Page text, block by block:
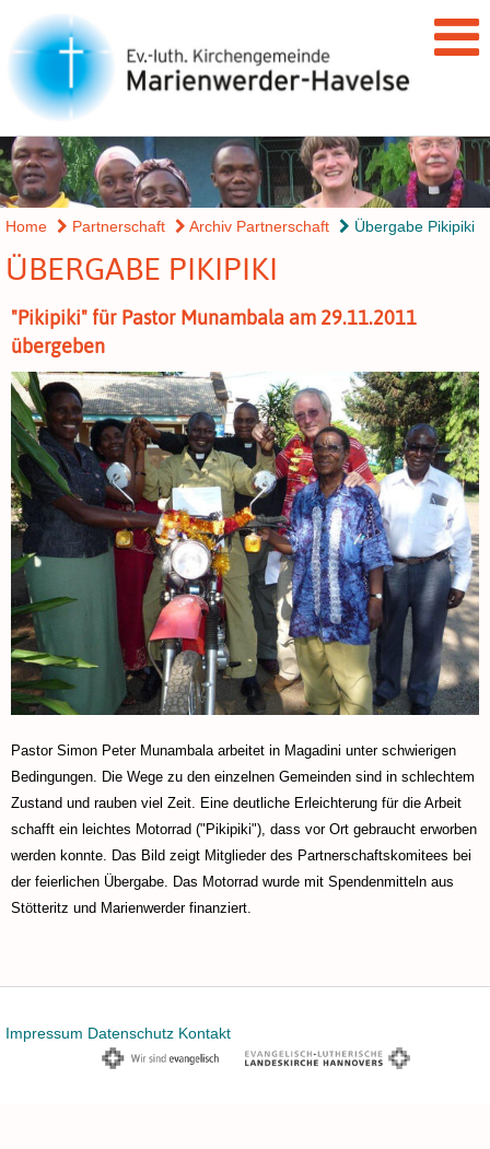
Home Partnerschaft Archiv Partnerschaft Übergabe Pikipiki
ÜBERGABE PIKIPIKI
"Pikipiki" für Pastor Munambala am 29.11.2011
übergeben
Pastor Simon Peter Munambala arbeitet in Magadini unter schwierigen
Bedingungen. Die Wege zu den einzelnen Gemeinden sind in schlechtem
Zustand und rauben viel Zeit. Eine deutliche Erleichterung für die Arbeit
schafft ein leichtes Motorrad ("Pikipiki"), dass vor Ort gebraucht erworben
werden konnte. Das Bild zeigt Mitglieder des Partnerschaftskomitees bei
der feierlichen Übergabe. Das Motorrad wurde mit Spendenmitteln aus
Stötteritz und Marienwerder finanziert.
Impressum Datenschutz Kontakt